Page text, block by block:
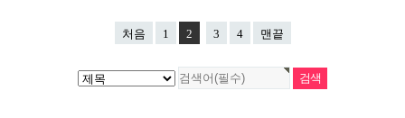
처음 1 2 3 4 맨끝